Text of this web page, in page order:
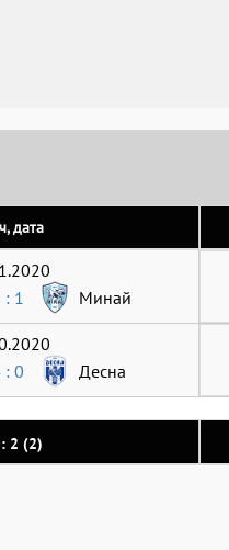
дата
2 (2)
: 1 Минай
: 0 Десна